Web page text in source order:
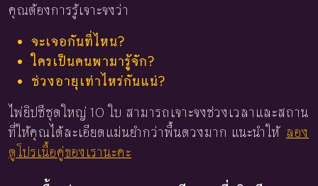
คุณต้องการรู้เจาะจงว่า
จะเจอกันที่ไหน?
ใครเป็นคนพามารู้จัก?
ช่วงอายุเท่าไหร่กันแน่?
ไพ่ยิปซีชุดใหญ่ 10 ใบ สามารถเจาะจงช่วงเวลาและสถาน
ที่ให้คุณได้ละเอียดแม่นยำกว่าพื้นดวงมาก แนะนำให้ ลอง
ดูโปรเนื้อคู่ของเรานะคะ